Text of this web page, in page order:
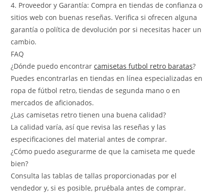
4. Proveedor y Garantía: Compra en tiendas de confianza o
sitios web con buenas reseñas. Verifica si ofrecen alguna
garantía o política de devolución por si necesitas hacer un
cambio.
FAQ
¿Dónde puedo encontrarcamisetas futbol retro baratas?
Puedes encontrarlas en tiendas en línea especializadas en
ropa de fútbol retro, tiendas de segunda mano o en
mercados de aficionados.
¿Las camisetas retro tienen una buena calidad?
La calidad varía, así que revisa las reseñas y las
especificaciones del material antes de comprar.
¿Cómo puedo asegurarme de que la camiseta me quede
bien?
Consulta las tablas de tallas proporcionadas por el
vendedor y, si es posible, pruébala antes de comprar.